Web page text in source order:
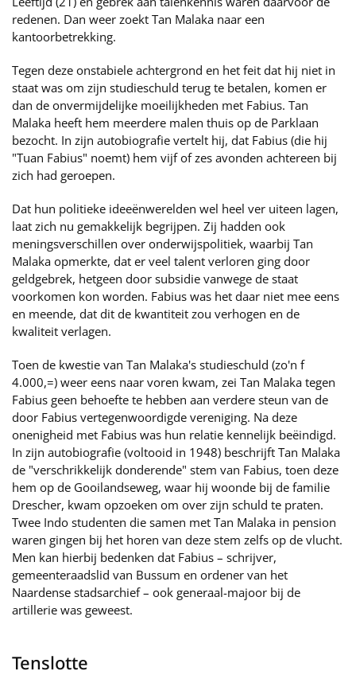
redenen. Dan weer zoekt Tan Malaka naar een
kantoorbetrekking.
Tegen deze onstabiele achtergrond en het feit dat hij niet in
staat was om zijn studieschuld terug te betalen, komen er
dan de onvermijdelijke moeilijkheden met Fabius. Tan
Malaka heeft hem meerdere malen thuis op de Parklaan
bezocht. In zijn autobiografie vertelt hij, dat Fabius (die hij
"Tuan Fabius" noemt) hem vijf of zes avonden achtereen bij
zich had geroepen.
Dat hun politieke ideeënwerelden wel heel ver uiteen lagen,
laat zich nu gemakkelijk begrijpen. Zij hadden ook
meningsverschillen over onderwijspolitiek, waarbij Tan
Malaka opmerkte, dat er veel talent verloren ging door
geldgebrek, hetgeen door subsidie vanwege de staat
voorkomen kon worden. Fabius was het daar niet mee eens
en meende, dat dit de kwantiteit zou verhogen en de
kwaliteit verlagen.
Toen de kwestie van Tan Malaka's studieschuld (zo'n f
4.000,=) weer eens naar voren kwam, zei Tan Malaka tegen
Fabius geen behoefte te hebben aan verdere steun van de
door Fabius vertegenwoordigde vereniging. Na deze
onenigheid met Fabius was hun relatie kennelijk beëindigd.
In zijn autobiografie (voltooid in 1948) beschrijft Tan Malaka
de "verschrikkelijk donderende" stem van Fabius, toen deze
hem op de Gooilandseweg, waar hij woonde bij de familie
Drescher, kwam opzoeken om over zijn schuld te praten.
Twee Indo studenten die samen met Tan Malaka in pension
waren gingen bij het horen van deze stem zelfs op de vlucht.
Men kan hierbij bedenken dat Fabius – schrijver,
gemeenteraadslid van Bussum en ordener van het
Naardense stadsarchief – ook generaal-majoor bij de
artillerie was geweest.
Tenslotte